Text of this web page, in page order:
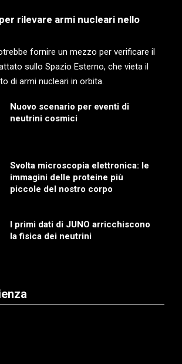
rilevare armi nucleari nello
fornire un mezzo per verificare il
sullo Spazio Esterno, che vieta il
di armi nucleari in orbita.
Nuovo scenario per eventi di
neutrini cosmici
Svolta microscopia elettronica: le
immagini delle proteine più
piccole del nostro corpo
I primi dati di JUNO arricchiscono
la fisica dei neutrini